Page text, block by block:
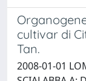
cultivar di
Tan.
2008-01-01